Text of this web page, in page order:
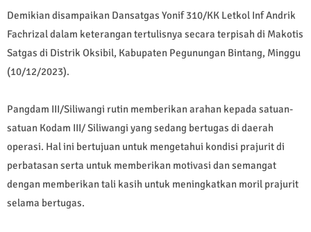
Demikian disampaikan Dansatgas Yonif 310/KK Letkol Inf Andrik
Fachrizal dalam keterangan tertulisnya secara terpisah di Makotis
Satgas di Distrik Oksibil, Kabupaten Pegunungan Bintang, Minggu
(10/12/2023).
Pangdam III/Siliwangi rutin memberikan arahan kepada satuan-
satuan Kodam III/ Siliwangi yang sedang bertugas di daerah
operasi. Hal ini bertujuan untuk mengetahui kondisi prajurit di
perbatasan serta untuk memberikan motivasi dan semangat
dengan memberikan tali kasih untuk meningkatkan moril prajurit
selama bertugas.